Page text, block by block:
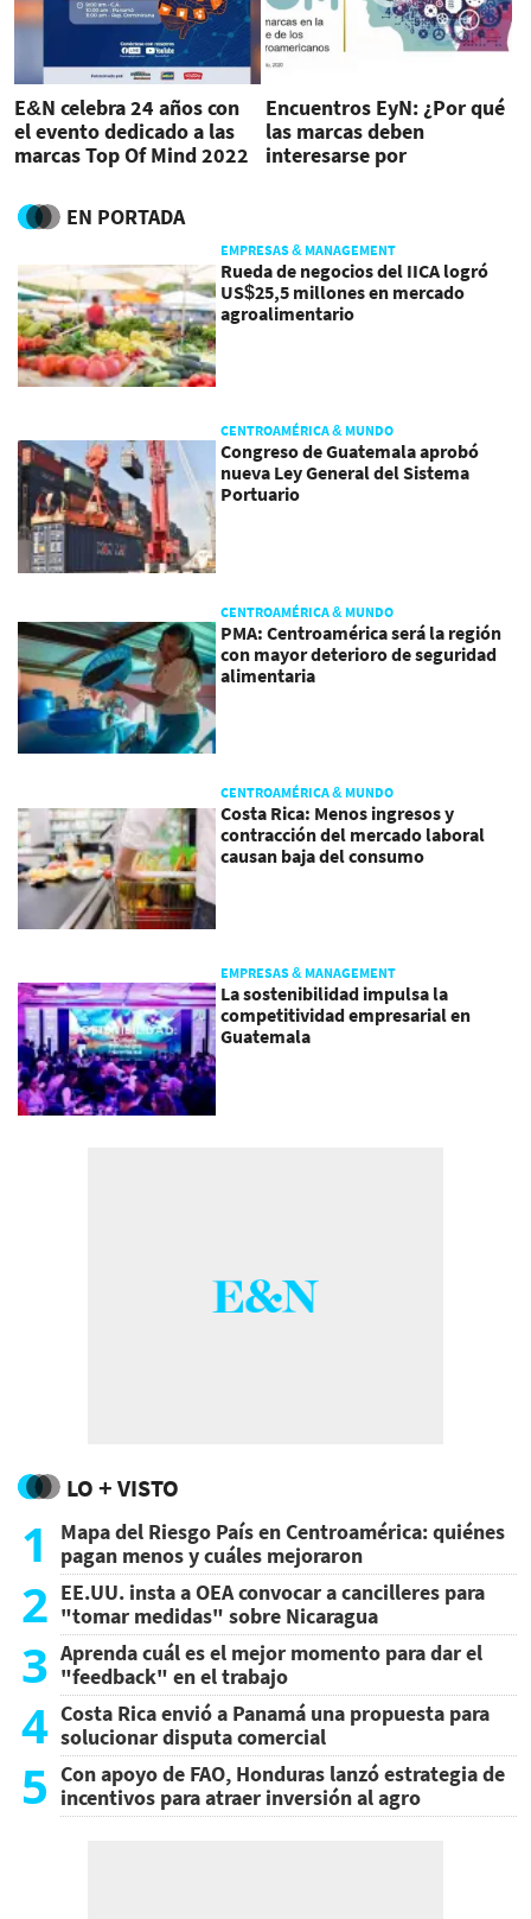
E&N celebra 24 años con
el evento dedicado a las
marcas Top Of Mind 2022
Encuentros EyN: ¿Por qué
las marcas deben
interesarse por
EN PORTADA
EMPRESAS & MANAGEMENT
Rueda de negocios del IICA logró
US$25,5 millones en mercado
agroalimentario
CENTROAMÉRICA & MUNDO
Congreso de Guatemala aprobó
nueva Ley General del Sistema
Portuario
CENTROAMÉRICA & MUNDO
PMA: Centroamérica será la región
con mayor deterioro de seguridad
alimentaria
CENTROAMÉRICA & MUNDO
Costa Rica: Menos ingresos y
contracción del mercado laboral
causan baja del consumo
EMPRESAS & MANAGEMENT
La sostenibilidad impulsa la
competitividad empresarial en
Guatemala
LO + VISTO
1
Mapa del Riesgo País en Centroamérica: quiénes
pagan menos y cuáles mejoraron
2 EE.UU. insta a OEA convocar a cancilleres para
"tomar medidas" sobre Nicaragua
3 Aprenda cuál es el mejor momento para dar el
"feedback" en el trabajo
4 Costa Rica envió a Panamá una propuesta para
solucionar disputa comercial
5 Con apoyo de FAO, Honduras lanzó estrategia de
incentivos para atraer inversión al agro